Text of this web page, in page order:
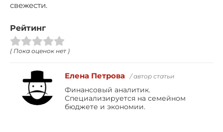
свежести.
Рейтинг
( Пока оценок нет )
Елена Петрова / автор статьи
Финансовый аналитик.
Специализируется на семейном
бюджете и экономии.